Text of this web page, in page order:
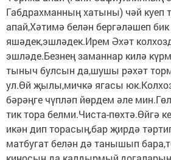
Габдрахманның хатыны) чәй куеп
апай,Хәтимә белән бергәләшеп бик
яшәдек,эшләдек.Ирем Әхәт
эшләде.Безнең заманнар килә
тыныч булсын да,шушы рәхәт
ул.Өй җылы,мичкә ягасы
бәрәңге чүпләп йөрдем әле
тик тора белми.Чиста-пөхтә.Өйгә
икән дип торасың,бар җирдә
матбугат белән дә танышып